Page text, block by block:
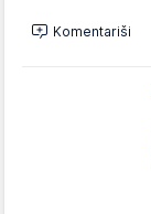
Komentariši